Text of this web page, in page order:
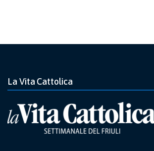
La Vita Cattolica